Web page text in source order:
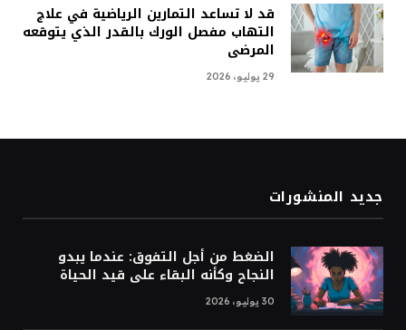
قد لا تساعد التمارين الرياضية في علاج
التهاب مفصل الورك بالقدر الذي يتوقعه
المرضى
29 يوليو، 2026
جديد المنشورات
الضغط من أجل التفوق: عندما يبدو
النجاح وكأنه البقاء على قيد الحياة
30 يوليو، 2026